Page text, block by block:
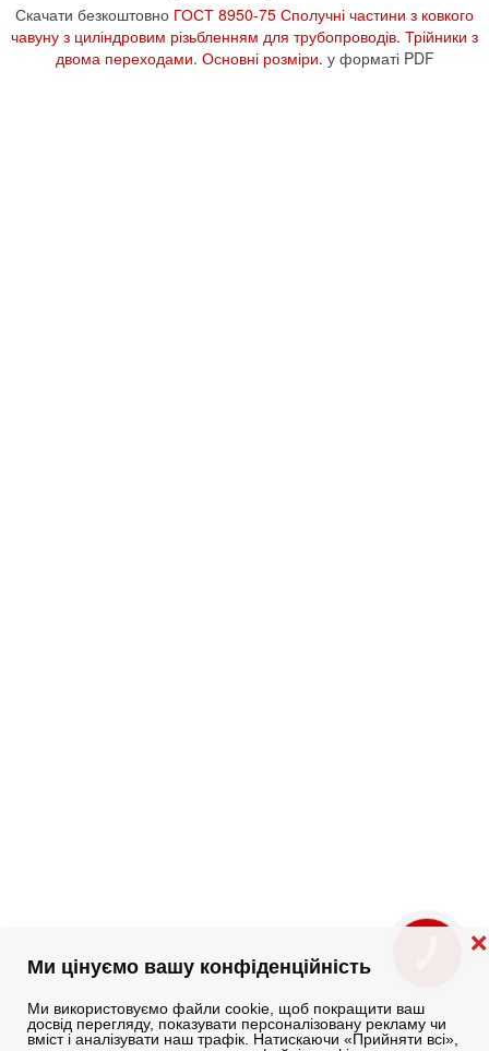
Ми цінуємо вашу конфіденційність
Ми використовуємо файли cookie, щоб покращити ваш
досвід перегляду, показувати персоналізовану рекламу чи
вміст і аналізувати наш трафік. Натискаючи «Прийняти всі»,
❌
Скачати безкоштовно ГОСТ 8950-75 Сполучні частини з ковкого
чавуну з циліндровим різьбленням для трубопроводів. Трійники з
двома переходами. Основні розміри. у форматі PDF